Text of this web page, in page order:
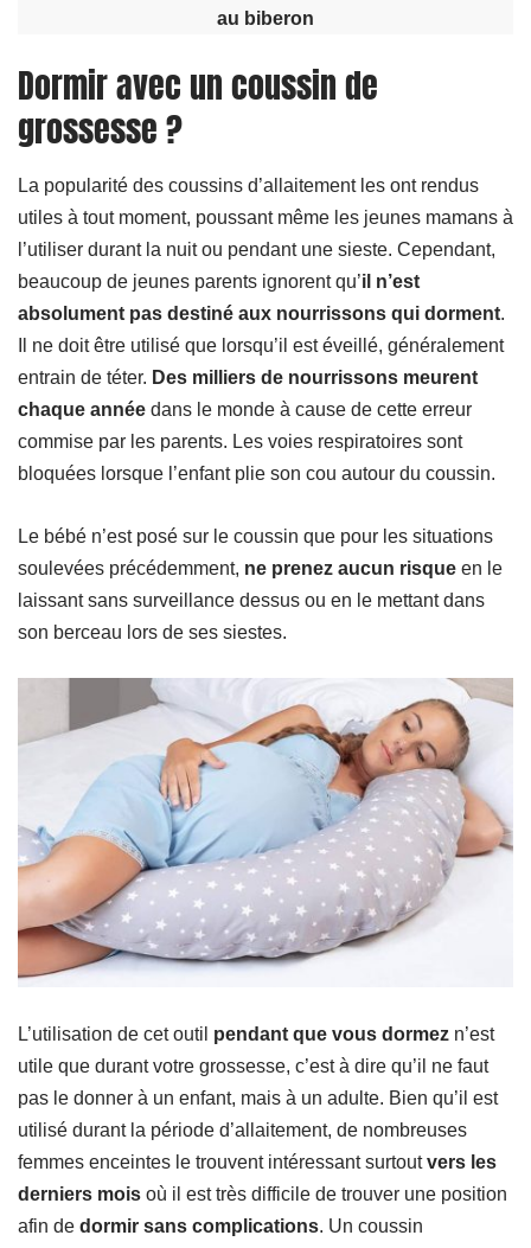
au biberon
Dormir avec un coussin de
grossesse ?
La popularité des coussins d’allaitement les ont rendus
utiles à tout moment, poussant même les jeunes mamans à
l’utiliser durant la nuit ou pendant une sieste. Cependant,
beaucoup de jeunes parents ignorent qu’il n’est
absolument pas destiné aux nourrissons qui dorment.
Il ne doit être utilisé que lorsqu’il est éveillé, généralement
entrain de téter. Des milliers de nourrissons meurent
chaque année dans le monde à cause de cette erreur
commise par les parents. Les voies respiratoires sont
bloquées lorsque l’enfant plie son cou autour du coussin.
Le bébé n’est posé sur le coussin que pour les situations
soulevées précédemment, ne prenez aucun risque en le
laissant sans surveillance dessus ou en le mettant dans
son berceau lors de ses siestes.
L’utilisation de cet outil pendant que vous dormez n’est
utile que durant votre grossesse, c’est à dire qu’il ne faut
pas le donner à un enfant, mais à un adulte. Bien qu’il est
utilisé durant la période d’allaitement, de nombreuses
femmes enceintes le trouvent intéressant surtoutvers les
derniers mois où il est très difficile de trouver une position
afin de dormir sans complications. Un coussin